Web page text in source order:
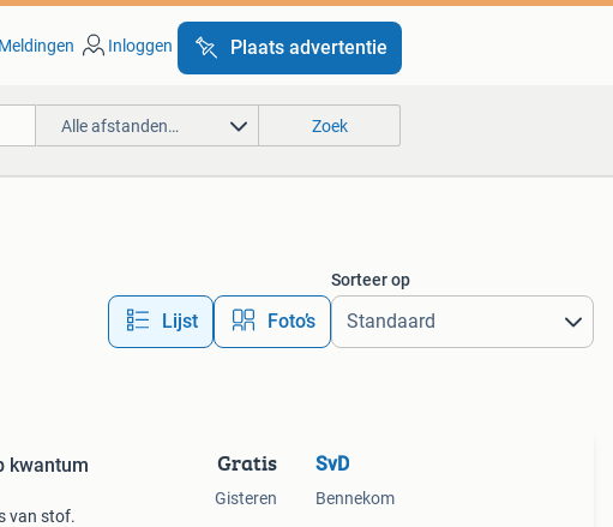
Meldingen Inloggen Plaats advertentie
Alle afstanden… Zoek
Lijst Foto’s
Sorteer op
kwantum
van stof.
Gratis
Gisteren
SvD
Bennekom